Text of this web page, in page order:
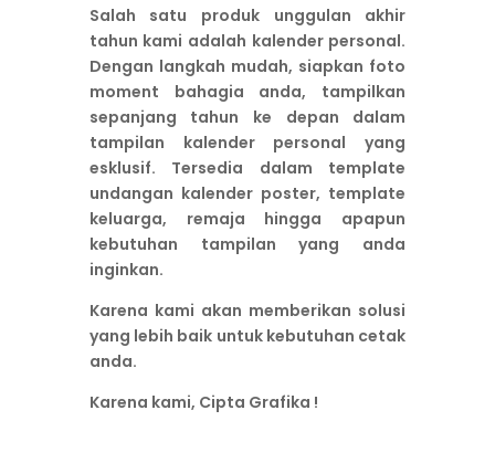
Salah satu produk unggulan akhir
tahun kami adalah kalender personal.
Dengan langkah mudah, siapkan foto
moment bahagia anda, tampilkan
sepanjang tahun ke depan dalam
tampilan kalender personal yang
esklusif. Tersedia dalam template
undangan kalender poster, template
keluarga, remaja hingga apapun
kebutuhan tampilan yang anda
inginkan.
Karena kami akan memberikan solusi
yang lebih baik untuk kebutuhan cetak
anda.
Karena kami, Cipta Grafika !